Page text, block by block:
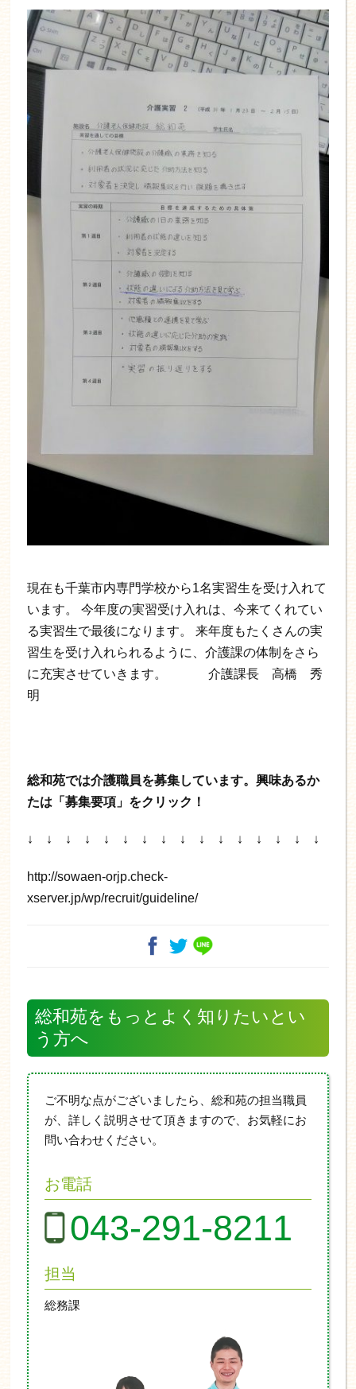
現在も千葉市内専門学校から1名実習生を受け入れて
います。 今年度の実習受け入れは、今来てくれてい
る実習生で最後になります。 来年度もたくさんの実
習生を受け入れられるように、介護課の体制をさら
に充実させていきます。 介護課長 高橋 秀
明
総和苑では介護職員を募集しています。興味あるか
たは「募集要項」をクリック！
↓ ↓ ↓ ↓ ↓ ↓ ↓ ↓ ↓ ↓ ↓ ↓ ↓ ↓ ↓ ↓
http://sowaen-orjp.check-
xserver.jp/wp/recruit/guideline/
総和苑をもっとよく知りたいとい
う方へ
ご不明な点がございましたら、総和苑の担当職員
が、詳しく説明させて頂きますので、お気軽にお
問い合わせください。
お電話
043-291-8211
担当
総務課